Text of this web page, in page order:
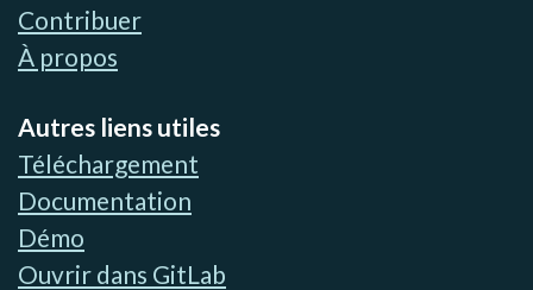
Contribuer
À propos
Autres liens utiles
Téléchargement
Documentation
Démo
Ouvrir dans GitLab